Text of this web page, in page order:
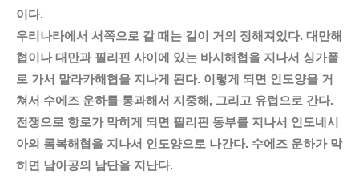
이다.
우리나라에서 서쪽으로 갈 때는 길이 거의 정해져있다. 대만해
협이나 대만과 필리핀 사이에 있는 바시해협을 지나서 싱가폴
로 가서 말라카해협을 지나게 된다. 이렇게 되면 인도양을 거
쳐서 수에즈 운하를 통과해서 지중해, 그리고 유럽으로 간다.
전쟁으로 항로가 막히게 되면 필리핀 동부를 지나서 인도네시
아의 롬복해협을 지나서 인도양으로 나간다. 수에즈 운하가 막
히면 남아공의 남단을 지난다.